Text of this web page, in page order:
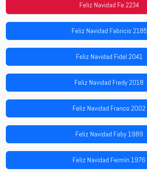
Feliz Navidad Fe 2234
Feliz Navidad Fabricio 2185
Feliz Navidad Fidel 2041
Feliz Navidad Fredy 2018
Feliz Navidad Franco 2002
Feliz Navidad Faby 1989
Feliz Navidad Fermín 1976